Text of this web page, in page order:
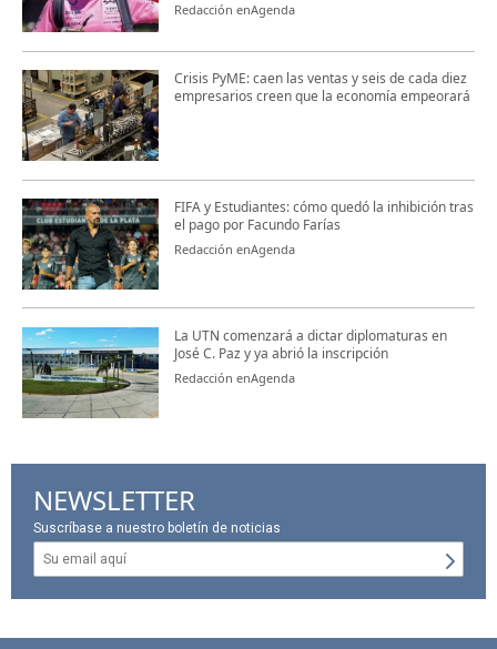
Redacción enAgenda
Crisis PyME: caen las ventas y seis de cada diez
empresarios creen que la economía empeorará
FIFA y Estudiantes: cómo quedó la inhibición tras
el pago por Facundo Farías
Redacción enAgenda
La UTN comenzará a dictar diplomaturas en
José C. Paz y ya abrió la inscripción
Redacción enAgenda
NEWSLETTER
Suscríbase a nuestro boletín de noticias